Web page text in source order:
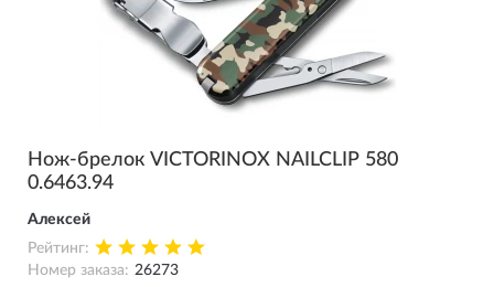
Нож-брелок VICTORINOX NAILCLIP 580
0.6463.94
Алексей
Рейтинг:
Номер заказа: 26273